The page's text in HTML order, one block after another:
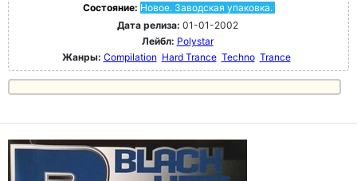
Состояние: Новое. Заводская упаковка.
Дата релиза: 01-01-2002
Лейбл: Polystar
Жанры: Compilation Hard Trance Techno Trance